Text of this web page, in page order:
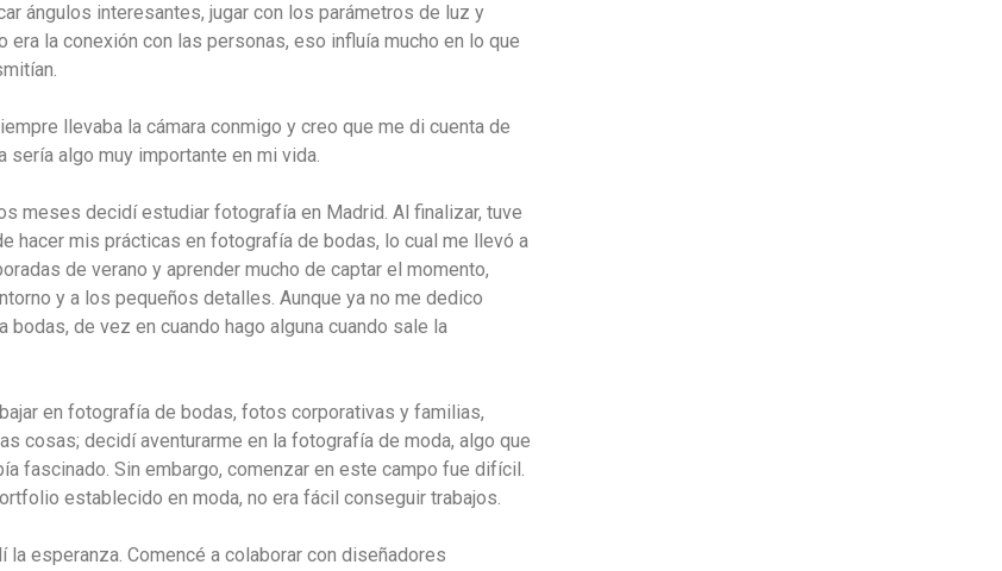
ángulos interesantes, jugar con los parámetros de luz y
era la conexión con las personas, eso influía mucho en lo que
llevaba la cámara conmigo y creo que me di cuenta de
sería algo muy importante en mi vida.
meses decidí estudiar fotografía en Madrid. Al finalizar, tuve
hacer mis prácticas en fotografía de bodas, lo cual me llevó a
de verano y aprender mucho de captar el momento,
y a los pequeños detalles. Aunque ya no me dedico
bodas, de vez en cuando hago alguna cuando sale la
en fotografía de bodas, fotos corporativas y familias,
cosas; decidí aventurarme en la fotografía de moda, algo que
fascinado. Sin embargo, comenzar en este campo fue difícil.
establecido en moda, no era fácil conseguir trabajos.
la esperanza. Comencé a colaborar con diseñadores